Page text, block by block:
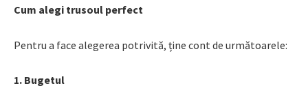
Cum alegi trusoul perfect
Pentru a face alegerea potrivită, ține cont de următoarele:
1. Bugetul